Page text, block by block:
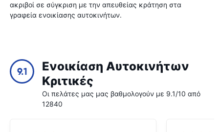
ακριβοί σε σύγκριση με την απευθείας κράτηση στα
γραφεία ενοικίασης αυτοκινήτων.
9.1
Ενοικίαση Αυτοκινήτων
Κριτικές
Οι πελάτες μας μας βαθμολογούν με 9.1/10 από
12840